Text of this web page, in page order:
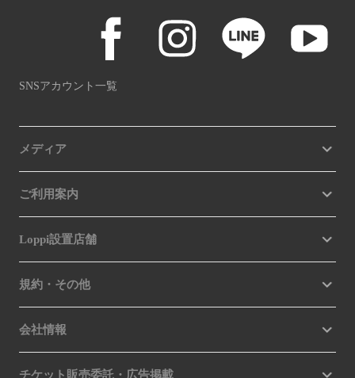
SNSアカウント一覧
メディア
ご利用案内
Loppi設置店舗
規約・その他
会社情報
チケット販売委託・広告掲載